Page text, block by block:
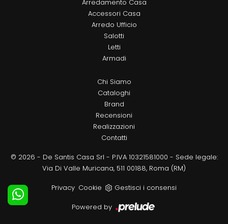
Arredamento Casa
Accessori Casa
Arredo Ufficio
Salotti
Letti
Armadi
Chi Siamo
Cataloghi
Brand
Recensioni
Realizzazioni
Contatti
© 2026 - De Santis Casa Srl - P.IVA 10321581000 - Sede legale:
Via Di Valle Muricana, 511 00188, Roma (RM)
Privacy Cookie
Gestisci i consensi
Powered by